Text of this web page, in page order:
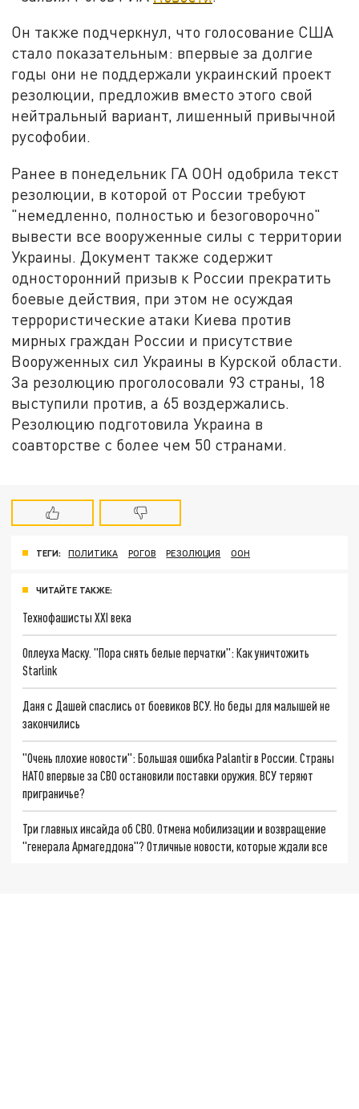
Он также подчеркнул, что голосование США
стало показательным: впервые за долгие
годы они не поддержали украинский проект
резолюции, предложив вместо этого свой
нейтральный вариант, лишенный привычной
русофобии.
Ранее в понедельник ГА ООН одобрила текст
резолюции, в которой от России требуют
"немедленно, полностью и безоговорочно"
вывести все вооруженные силы с территории
Украины. Документ также содержит
односторонний призыв к России прекратить
боевые действия, при этом не осуждая
террористические атаки Киева против
мирных граждан России и присутствие
Вооруженных сил Украины в Курской области.
За резолюцию проголосовали 93 страны, 18
выступили против, а 65 воздержались.
Резолюцию подготовила Украина в
соавторстве с более чем 50 странами.
ТЕГИ: ПОЛИТИКА РОГОВ РЕЗОЛЮЦИЯ ООН
ЧИТАЙТЕ ТАКЖЕ:
Технофашисты XXI века
Оплеуха Маску. "Пора снять белые перчатки": Как уничтожить
Starlink
Даня с Дашей спаслись от боевиков ВСУ. Но беды для малышей не
закончились
"Очень плохие новости": Большая ошибка Palantir в России. Страны
НАТО впервые за СВО остановили поставки оружия. ВСУ теряют
приграничье?
Три главных инсайда об СВО. Отмена мобилизации и возвращение
"генерала Армагеддона"? Отличные новости, которые ждали все